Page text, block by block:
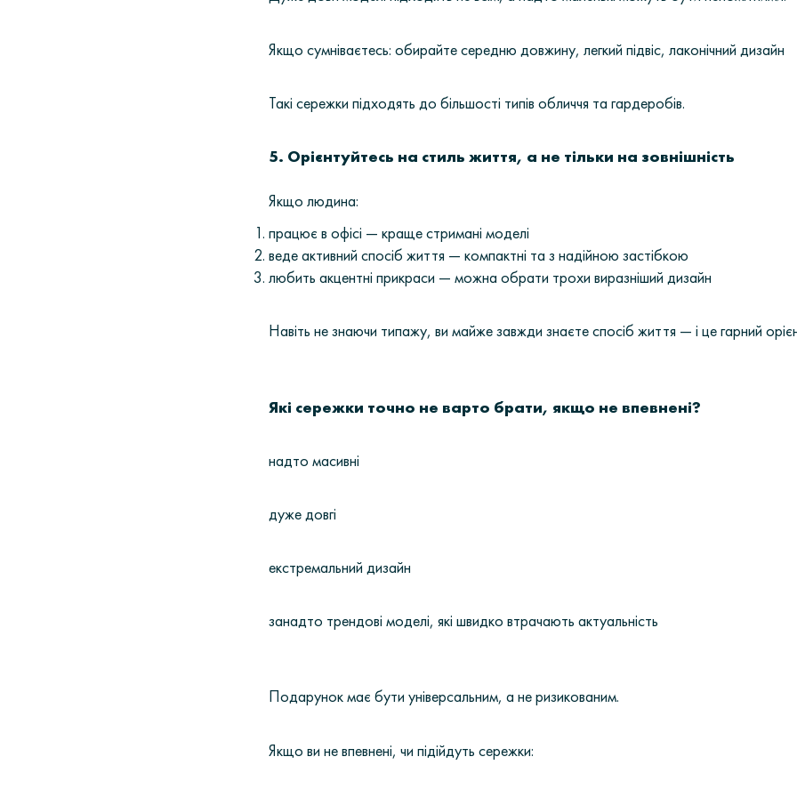
Якщо сумніваєтесь: обирайте середню довжину, легкий підвіс, лаконічний дизайн
Такі сережки підходять до більшості типів обличчя та гардеробів.
5. Орієнтуйтесь на стиль життя, а не тільки на зовнішність
Якщо людина:
працює в офісі — краще стримані моделі
веде активний спосіб життя — компактні та з надійною застібкою
любить акцентні прикраси — можна обрати трохи виразніший дизайн
Навіть не знаючи типажу, ви майже завжди знаєте спосіб життя — і це гарний
Які сережки точно не варто брати, якщо не впевнені?
надто масивні
дуже довгі
екстремальний дизайн
занадто трендові моделі, які швидко втрачають актуальність
Подарунок має бути універсальним, а не ризикованим.
Якщо ви не впевнені, чи підійдуть сережки: